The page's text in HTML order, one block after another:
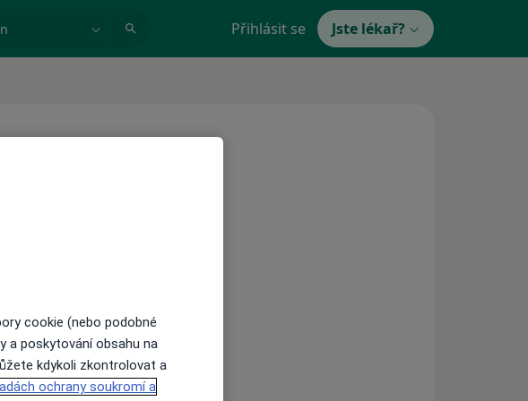
Přihlásit se Jste lékař?
vyšetření
vyšetření
cookie (nebo podobné
a poskytování obsahu na
kdykoli zkontrolovat a
ochrany soukromí a